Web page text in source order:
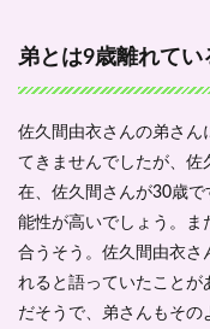
弟とは9歳離れてい
佐久間由衣さんの弟さん
てきませんでしたが、
在、佐久間さんが30歳で
能性が高いでしょう。ま
合うそう。佐久間由衣さ
れると語っていたことが
だそうで、弟さんもその